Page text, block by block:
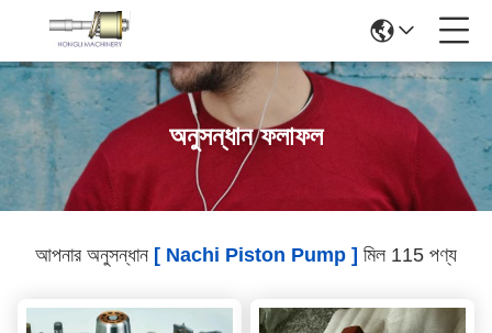
অনুসন্ধান ফলাফল
আপনার অনুসন্ধান [ Nachi Piston Pump ] মিল 115 পণ্য